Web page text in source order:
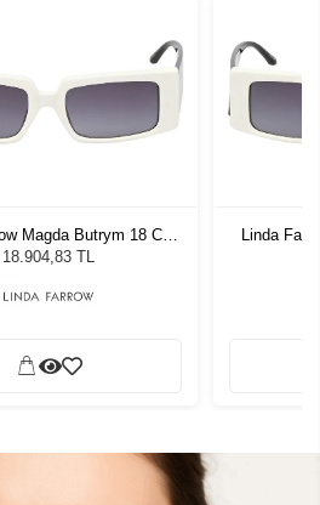
Magda Butrym 18 C2
Grad White Kadın
Güneş Gözlüğü
18.904,83 TL
Linda